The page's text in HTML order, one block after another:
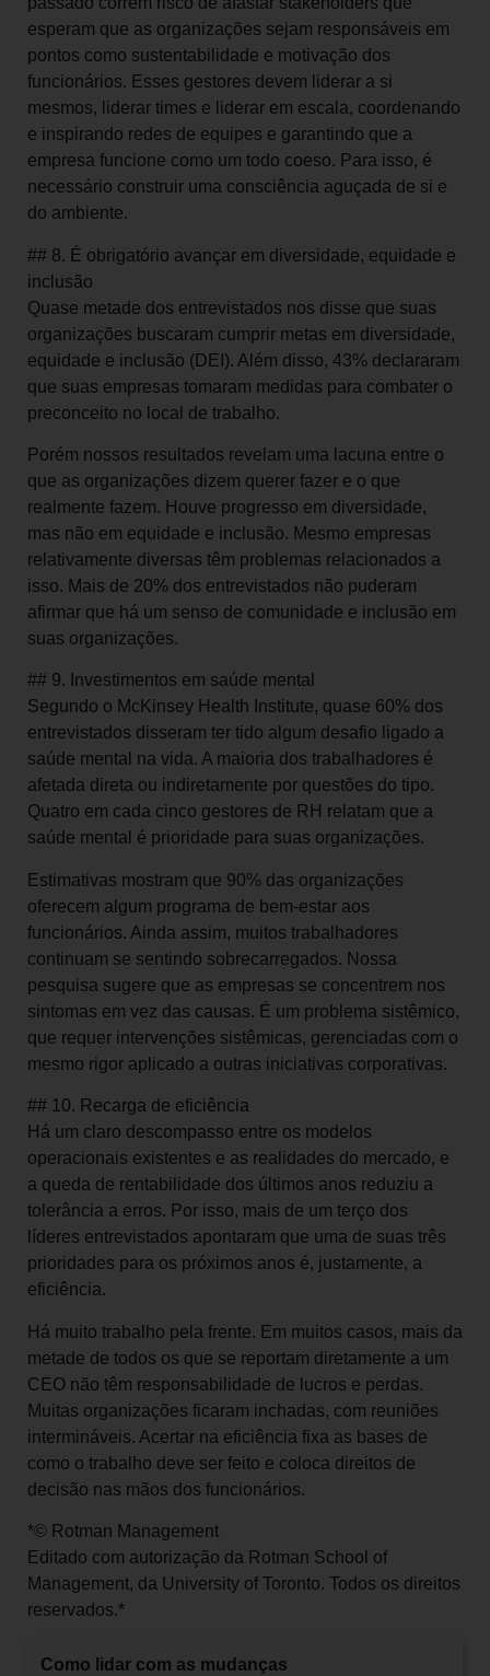
esperam que as organizações sejam responsáveis em
pontos como sustentabilidade e motivação dos
funcionários. Esses gestores devem liderar a si
mesmos, liderar times e liderar em escala, coordenando
e inspirando redes de equipes e garantindo que a
empresa funcione como um todo coeso. Para isso, é
necessário construir uma consciência aguçada de si e
do ambiente.
## 8. É obrigatório avançar em diversidade, equidade e
inclusão
Quase metade dos entrevistados nos disse que suas
organizações buscaram cumprir metas em diversidade,
equidade e inclusão (DEI). Além disso, 43% declararam
que suas empresas tomaram medidas para combater o
preconceito no local de trabalho.
Porém nossos resultados revelam uma lacuna entre o
que as organizações dizem querer fazer e o que
realmente fazem. Houve progresso em diversidade,
mas não em equidade e inclusão. Mesmo empresas
relativamente diversas têm problemas relacionados a
isso. Mais de 20% dos entrevistados não puderam
afirmar que há um senso de comunidade e inclusão em
suas organizações.
## 9. Investimentos em saúde mental
Segundo o McKinsey Health Institute, quase 60% dos
entrevistados disseram ter tido algum desafio ligado a
saúde mental na vida. A maioria dos trabalhadores é
afetada direta ou indiretamente por questões do tipo.
Quatro em cada cinco gestores de RH relatam que a
saúde mental é prioridade para suas organizações.
Estimativas mostram que 90% das organizações
oferecem algum programa de bem-estar aos
funcionários. Ainda assim, muitos trabalhadores
continuam se sentindo sobrecarregados. Nossa
pesquisa sugere que as empresas se concentrem nos
sintomas em vez das causas. É um problema sistêmico,
que requer intervenções sistêmicas, gerenciadas com o
mesmo rigor aplicado a outras iniciativas corporativas.
## 10. Recarga de eficiência
Há um claro descompasso entre os modelos
operacionais existentes e as realidades do mercado, e
a queda de rentabilidade dos últimos anos reduziu a
tolerância a erros. Por isso, mais de um terço dos
líderes entrevistados apontaram que uma de suas três
prioridades para os próximos anos é, justamente, a
eficiência.
Há muito trabalho pela frente. Em muitos casos, mais da
metade de todos os que se reportam diretamente a um
CEO não têm responsabilidade de lucros e perdas.
Muitas organizações ficaram inchadas, com reuniões
intermináveis. Acertar na eficiência fixa as bases de
como o trabalho deve ser feito e coloca direitos de
decisão nas mãos dos funcionários.
*© Rotman Management
Editado com autorização da Rotman School of
Management, da University of Toronto. Todos os direitos
reservados.*
Como lidar com as mudanças